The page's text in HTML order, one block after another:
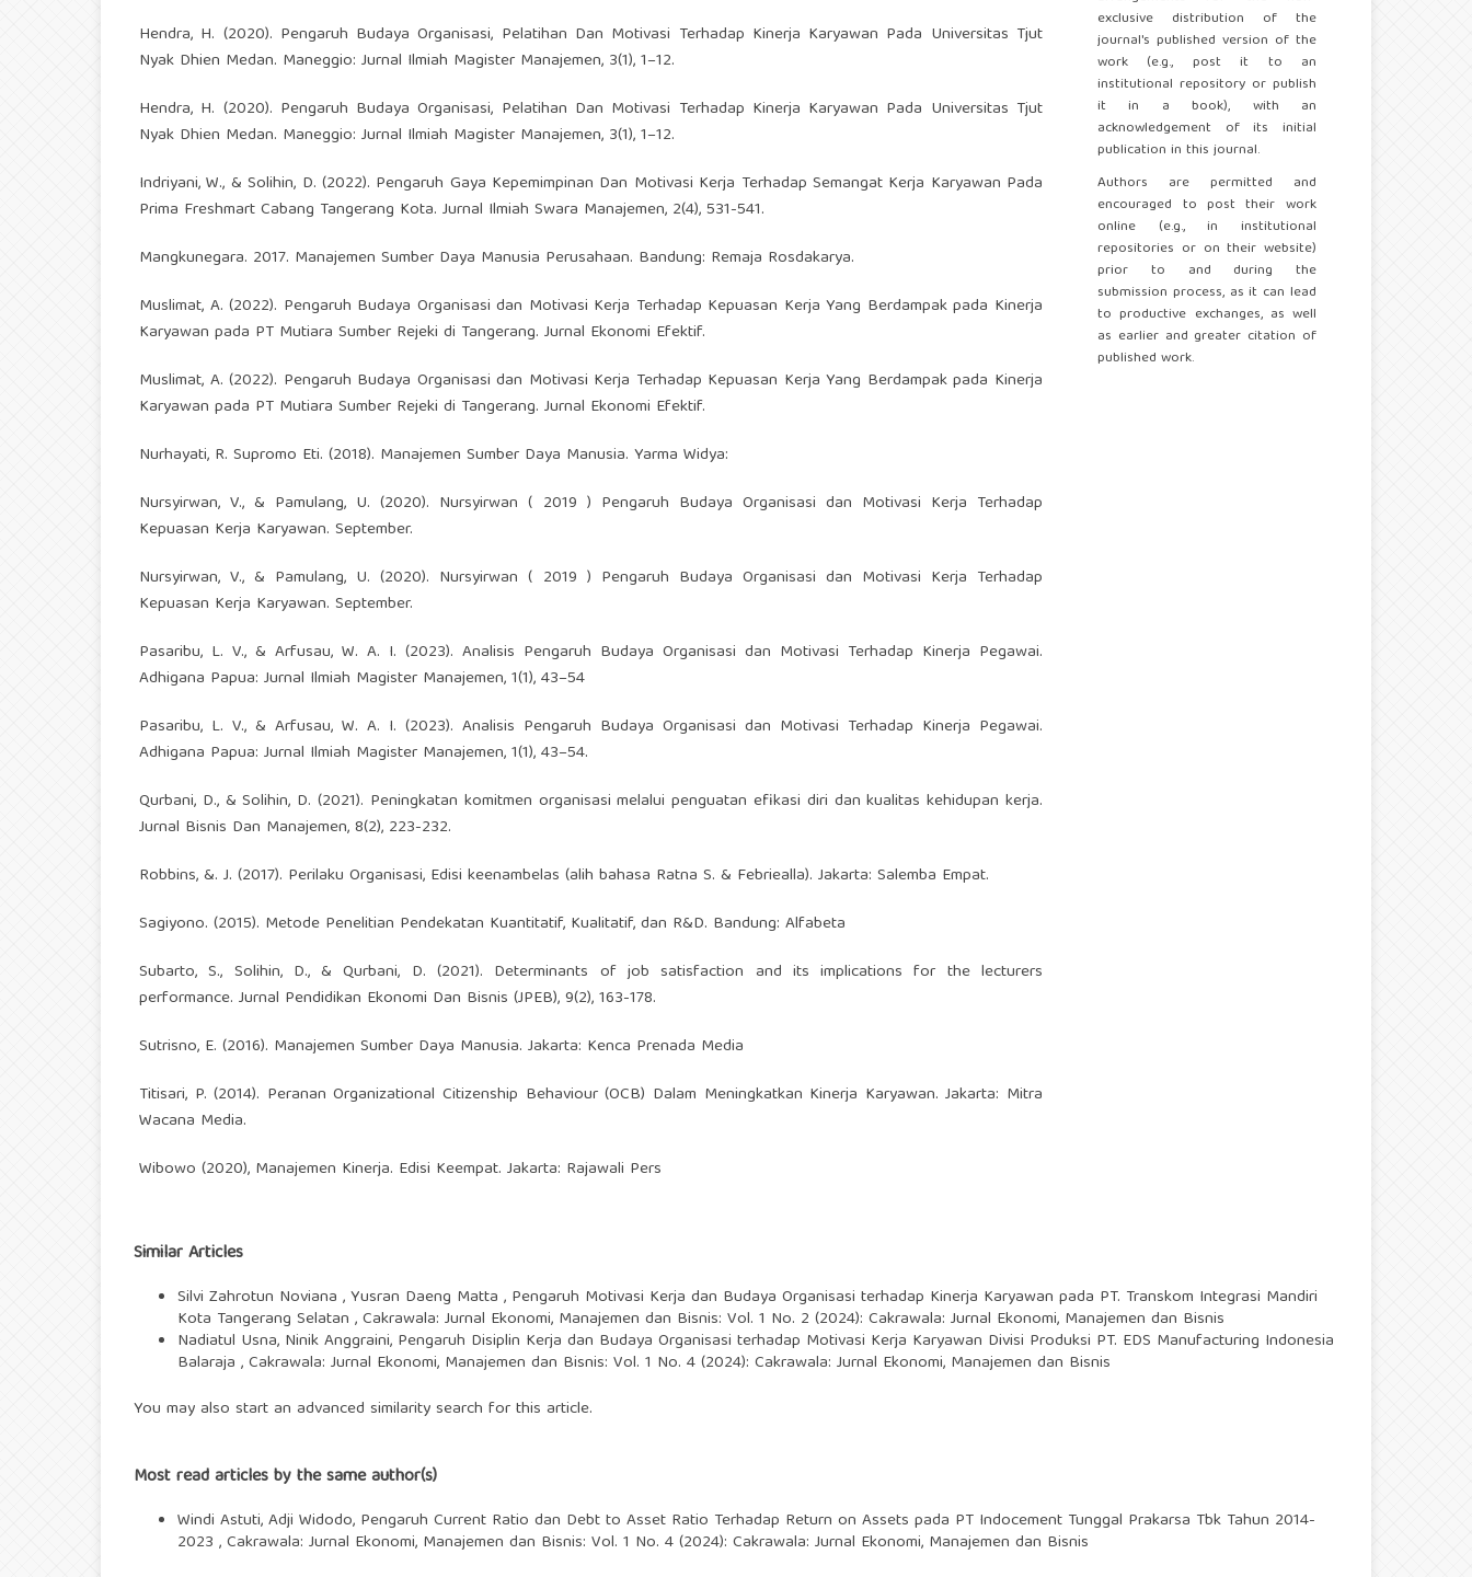
Hendra, H. (2020). Pengaruh Budaya Organisasi, Pelatihan Dan Motivasi Terhadap Kinerja Karyawan Pada Universitas Tjut
Nyak Dhien Medan. Maneggio: Jurnal Ilmiah Magister Manajemen, 3(1), 1–12.
Hendra, H. (2020). Pengaruh Budaya Organisasi, Pelatihan Dan Motivasi Terhadap Kinerja Karyawan Pada Universitas Tjut
Nyak Dhien Medan. Maneggio: Jurnal Ilmiah Magister Manajemen, 3(1), 1–12.
Indriyani, W., & Solihin, D. (2022). Pengaruh Gaya Kepemimpinan Dan Motivasi Kerja Terhadap Semangat Kerja Karyawan Pada
Prima Freshmart Cabang Tangerang Kota. Jurnal Ilmiah Swara Manajemen, 2(4), 531-541.
Mangkunegara. 2017. Manajemen Sumber Daya Manusia Perusahaan. Bandung: Remaja Rosdakarya.
Muslimat, A. (2022). Pengaruh Budaya Organisasi dan Motivasi Kerja Terhadap Kepuasan Kerja Yang Berdampak pada Kinerja
Karyawan pada PT Mutiara Sumber Rejeki di Tangerang. Jurnal Ekonomi Efektif.
Muslimat, A. (2022). Pengaruh Budaya Organisasi dan Motivasi Kerja Terhadap Kepuasan Kerja Yang Berdampak pada Kinerja
Karyawan pada PT Mutiara Sumber Rejeki di Tangerang. Jurnal Ekonomi Efektif.
Nurhayati, R. Supromo Eti. (2018). Manajemen Sumber Daya Manusia. Yarma Widya:
Nursyirwan, V., & Pamulang, U. (2020). Nursyirwan ( 2019 ) Pengaruh Budaya Organisasi dan Motivasi Kerja Terhadap
Kepuasan Kerja Karyawan. September.
Nursyirwan, V., & Pamulang, U. (2020). Nursyirwan ( 2019 ) Pengaruh Budaya Organisasi dan Motivasi Kerja Terhadap
Kepuasan Kerja Karyawan. September.
Pasaribu, L. V., & Arfusau, W. A. I. (2023). Analisis Pengaruh Budaya Organisasi dan Motivasi Terhadap Kinerja Pegawai.
Adhigana Papua: Jurnal Ilmiah Magister Manajemen, 1(1), 43–54
Pasaribu, L. V., & Arfusau, W. A. I. (2023). Analisis Pengaruh Budaya Organisasi dan Motivasi Terhadap Kinerja Pegawai.
Adhigana Papua: Jurnal Ilmiah Magister Manajemen, 1(1), 43–54.
Qurbani, D., & Solihin, D. (2021). Peningkatan komitmen organisasi melalui penguatan efikasi diri dan kualitas kehidupan kerja.
Jurnal Bisnis Dan Manajemen, 8(2), 223-232.
Robbins, &. J. (2017). Perilaku Organisasi, Edisi keenambelas (alih bahasa Ratna S. & Febriealla). Jakarta: Salemba Empat.
Sagiyono. (2015). Metode Penelitian Pendekatan Kuantitatif, Kualitatif, dan R&D. Bandung: Alfabeta
Subarto, S., Solihin, D., & Qurbani, D. (2021). Determinants of job satisfaction and its implications for the lecturers
performance. Jurnal Pendidikan Ekonomi Dan Bisnis (JPEB), 9(2), 163-178.
Sutrisno, E. (2016). Manajemen Sumber Daya Manusia. Jakarta: Kenca Prenada Media
Titisari, P. (2014). Peranan Organizational Citizenship Behaviour (OCB) Dalam Meningkatkan Kinerja Karyawan. Jakarta: Mitra
Wacana Media.
Wibowo (2020), Manajemen Kinerja. Edisi Keempat. Jakarta: Rajawali Pers
exclusive distribution of the
journal's published version of the
work (e.g., post it to an
institutional repository or publish
it in a book), with an
acknowledgement of its initial
publication in this journal.
Authors are permitted and
encouraged to post their work
online (e.g., in institutional
repositories or on their website)
prior to and during the
submission process, as it can lead
to productive exchanges, as well
as earlier and greater citation of
published work.
Similar Articles
Silvi Zahrotun Noviana , Yusran Daeng Matta , Pengaruh Motivasi Kerja dan Budaya Organisasi terhadap Kinerja Karyawan pada PT. Transkom Integrasi Mandiri
Kota Tangerang Selatan ,Cakrawala: Jurnal Ekonomi, Manajemen dan Bisnis: Vol. 1 No. 2 (2024): Cakrawala: Jurnal Ekonomi, Manajemen dan Bisnis
Nadiatul Usna, Ninik Anggraini, Pengaruh Disiplin Kerja dan Budaya Organisasi terhadap Motivasi Kerja Karyawan Divisi Produksi PT. EDS Manufacturing Indonesia
Balaraja ,Cakrawala: Jurnal Ekonomi, Manajemen dan Bisnis: Vol. 1 No. 4 (2024): Cakrawala: Jurnal Ekonomi, Manajemen dan Bisnis
You may also start an advanced similarity search for this article.
Most read articles by the same author(s)
Windi Astuti, Adji Widodo, Pengaruh Current Ratio dan Debt to Asset Ratio Terhadap Return on Assets pada PT Indocement Tunggal Prakarsa Tbk Tahun 2014-
2023 ,Cakrawala: Jurnal Ekonomi, Manajemen dan Bisnis: Vol. 1 No. 4 (2024): Cakrawala: Jurnal Ekonomi, Manajemen dan Bisnis